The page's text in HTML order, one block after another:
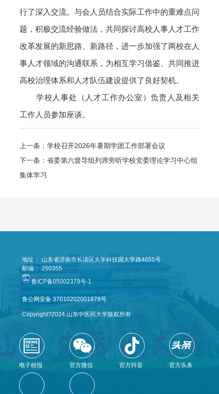
行了深入交流。与会人员结合实际工作中的重难点问
题，积极交流经验做法，共同探讨高校人事人才工作
改革发展的新思路、新路径，进一步加强了两校在人
事人才领域的沟通联系，为相互学习借鉴、共同推进
高校治理体系和人才队伍建设提供了良好契机。
学校人事处（人才工作办公室）负责人及相关
工作人员参加座谈。
上一条：学校召开2026年暑期学团工作部署会议
下一条：省委第六督导组列席旁听学校党委理论学习中心组
集体学习
地址：
山东省济南市长清区大学科技园大学路4655号
邮编：
250355
鲁ICP备05002379号-1
鲁公网安备 37010202001879号
Copyright?2024 山东中医药大学版权所有
电子校报 官方微信 官方抖音 官方头条